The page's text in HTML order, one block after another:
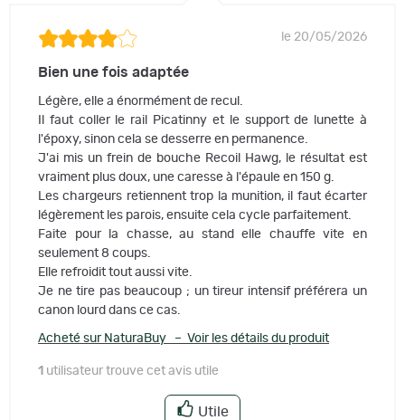
le 20/05/2026
Bien une fois adaptée
Légère, elle a énormément de recul.
Il faut coller le rail Picatinny et le support de lunette à
l'époxy, sinon cela se desserre en permanence.
J'ai mis un frein de bouche Recoil Hawg, le résultat est
vraiment plus doux, une caresse à l'épaule en 150 g.
Les chargeurs retiennent trop la munition, il faut écarter
légèrement les parois, ensuite cela cycle parfaitement.
Faite pour la chasse, au stand elle chauffe vite en
seulement 8 coups.
Elle refroidit tout aussi vite.
Je ne tire pas beaucoup ; un tireur intensif préférera un
canon lourd dans ce cas.
Acheté sur NaturaBuy – Voir les détails du produit
1 utilisateur trouve cet avis utile
Utile